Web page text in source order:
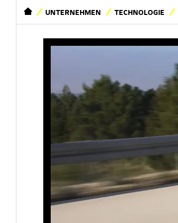
STARTSEITEUNTERNEHMEN TECHNOLOGIE